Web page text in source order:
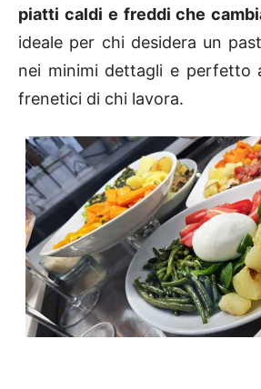
piatti caldi e freddi che
ideale per chi desidera un
nei minimi dettagli e perfetto
frenetici di chi lavora.